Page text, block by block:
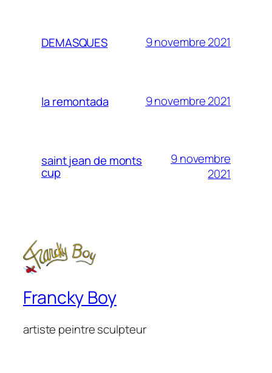
DEMASQUES 9 novembre 2021
la remontada 9 novembre 2021
saint jean de monts
cup
9 novembre
2021
Francky Boy
artiste peintre sculpteur